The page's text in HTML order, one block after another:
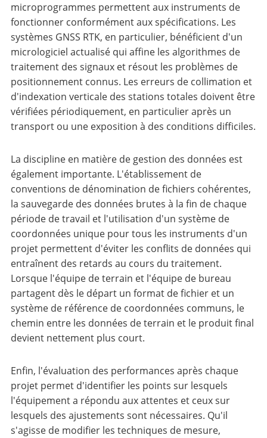
microprogrammes permettent aux instruments de
fonctionner conformément aux spécifications. Les
systèmes GNSS RTK, en particulier, bénéficient d'un
micrologiciel actualisé qui affine les algorithmes de
traitement des signaux et résout les problèmes de
positionnement connus. Les erreurs de collimation et
d'indexation verticale des stations totales doivent être
vérifiées périodiquement, en particulier après un
transport ou une exposition à des conditions difficiles.
La discipline en matière de gestion des données est
également importante. L'établissement de
conventions de dénomination de fichiers cohérentes,
la sauvegarde des données brutes à la fin de chaque
période de travail et l'utilisation d'un système de
coordonnées unique pour tous les instruments d'un
projet permettent d'éviter les conflits de données qui
entraînent des retards au cours du traitement.
Lorsque l'équipe de terrain et l'équipe de bureau
partagent dès le départ un format de fichier et un
système de référence de coordonnées communs, le
chemin entre les données de terrain et le produit final
devient nettement plus court.
Enfin, l'évaluation des performances après chaque
projet permet d'identifier les points sur lesquels
l'équipement a répondu aux attentes et ceux sur
lesquels des ajustements sont nécessaires. Qu'il
s'agisse de modifier les techniques de mesure,